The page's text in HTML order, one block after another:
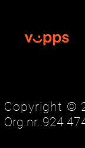
Copyright ©
Org.nr.:924